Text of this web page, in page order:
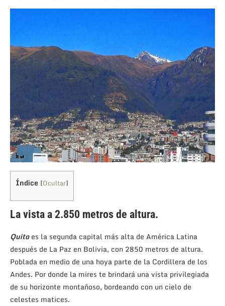
Índice [Ocultar]
La vista a 2.850 metros de altura.
Quitoes la segunda capital más alta de América Latina
después de La Paz en Bolivia, con 2850 metros de altura.
Poblada en medio de una hoya parte de la Cordillera de los
Andes. Por donde la mires te brindará una vista privilegiada
de su horizonte montañoso, bordeando con un cielo de
celestes matices.